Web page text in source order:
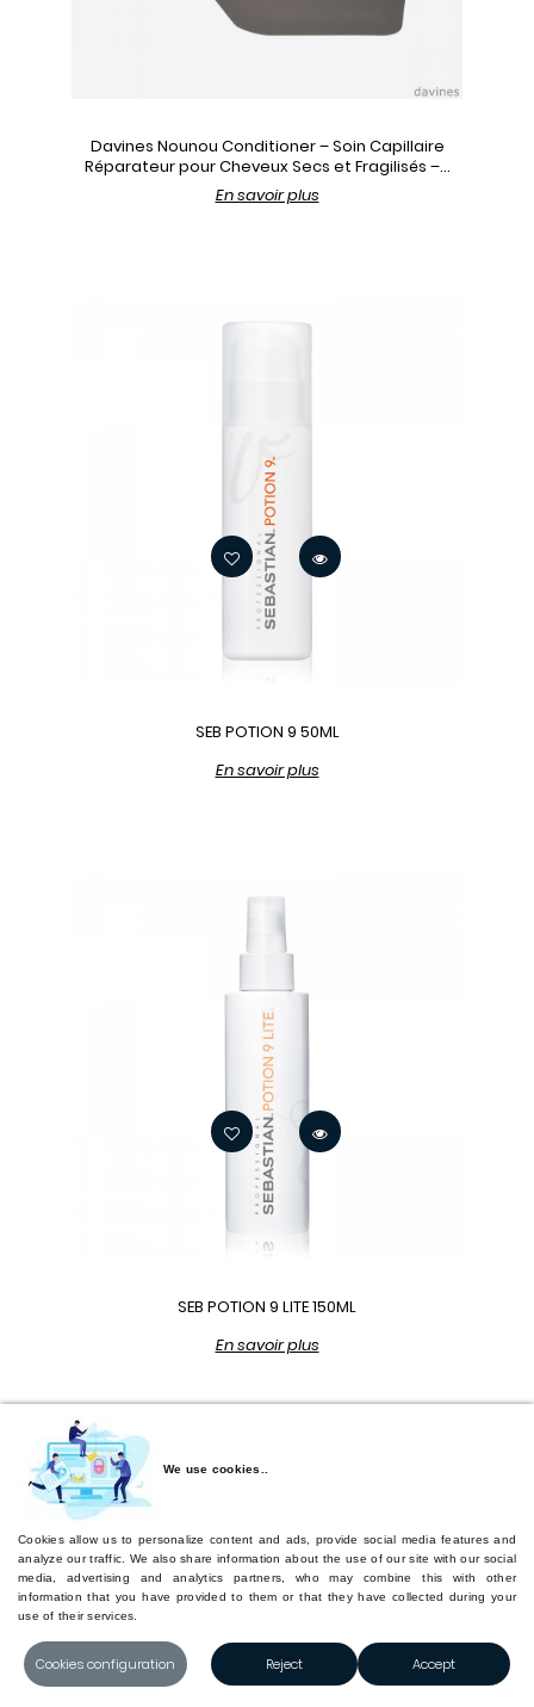
We use cookies..
Cookies allow us to personalize content and ads, provide social media features and
analyze our traffic. We also share information about the use of our site with our social
media, advertising and analytics partners, who may combine this with other
information that you have provided to them or that they have collected during your
use of their services.
Accept
Reject
Cookies configuration
Davines Nounou Conditioner – Soin Capillaire
Réparateur pour Cheveux Secs et Fragilisés –...
En savoir plus
SEB POTION 9 50ML
En savoir plus
SEB POTION 9 LITE 150ML
En savoir plus